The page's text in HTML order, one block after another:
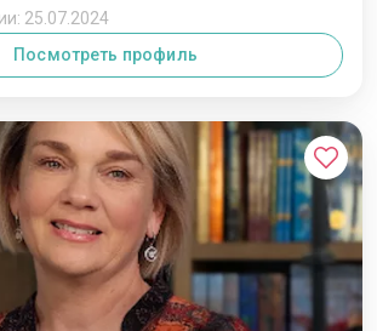
25.07.2024
Посмотреть профиль